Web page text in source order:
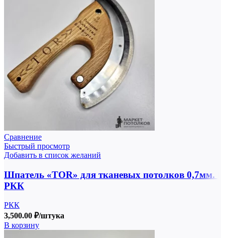
Сравнение
Быстрый просмотр
Добавить в список желаний
Шпатель «TOR» для тканевых потолков 0,7мм. |
РКК
РКК
3,500.00 ₽/штука
В корзину